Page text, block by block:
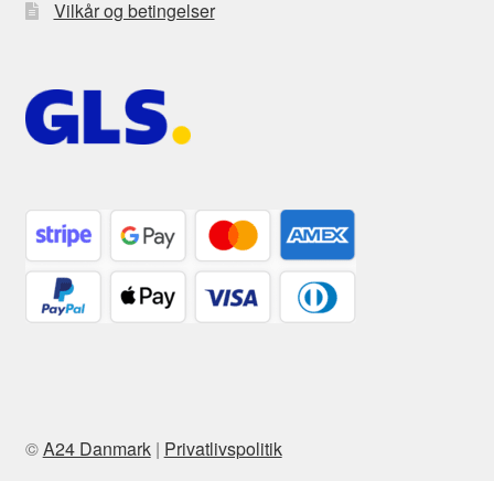
Vilkår og betingelser
©A24 Danmark| Privatlivspolitik